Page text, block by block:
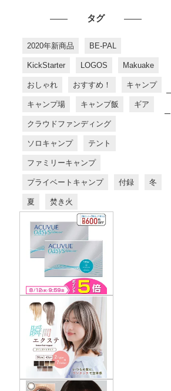
タグ
2020年新商品 BE-PAL
KickStarter LOGOS Makuake
おしゃれ おすすめ！ キャンプ
キャンプ場 キャンプ飯 ギア
クラウドファンディング
ソロキャンプ テント
ファミリーキャンプ
プライベートキャンプ 付録 冬
夏 焚き火